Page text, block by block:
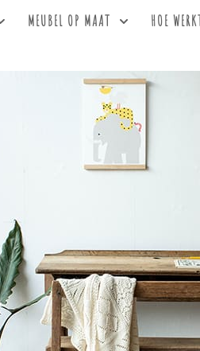
MEUBEL OP MAAT HOE